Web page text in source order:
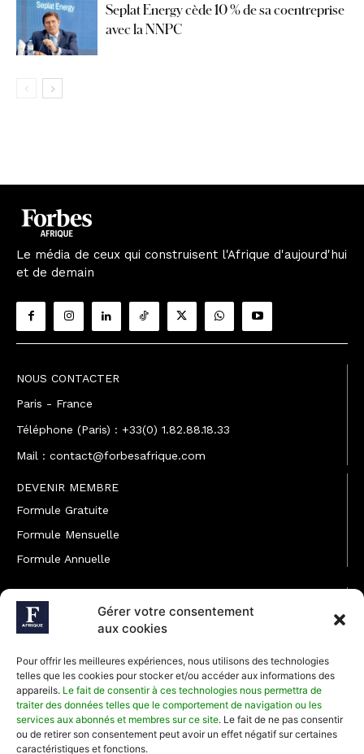
Gérer votre consentement
aux cookies
Pour offrir les meilleures expériences, nous utilisons des technologies
telles que les cookies pour stocker et/ou accéder aux informations des
appareils. Le fait de consentir à ces technologies nous permettra de
traiter des données telles que le comportement de navigation ou les
services aux abonnés et membres sur ce site. Le fait de ne pas consentir
ou de retirer son consentement peut avoir un effet négatif sur certaines
caractéristiques et fonctions.
Seplat Energy cède 10 % de sa coentreprise
avec la NNPC
Le média de ceux qui construisent l'Afrique d'aujourd'hui
et de demain
NOUS CONTACTER
Paris - France
Téléphone (Paris) : +33(0) 1.82.88.18.33
Mail : contact@forbesafrique.com
DEVENIR MEMBRE
Formule Gratuite
Formule Mensuelle
Formule Annuelle
JOINDRE L'ÉQUIPE
Rédaction
Développement commercial
Communiquer avec Forbes Afrique
Média Kit 2026